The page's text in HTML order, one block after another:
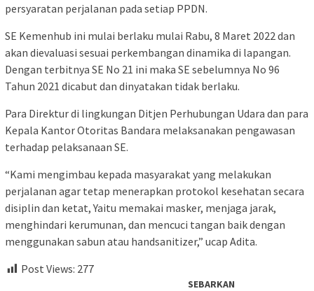
persyaratan perjalanan pada setiap PPDN.
SE Kemenhub ini mulai berlaku mulai Rabu, 8 Maret 2022 dan
akan dievaluasi sesuai perkembangan dinamika di lapangan.
Dengan terbitnya SE No 21 ini maka SE sebelumnya No 96
Tahun 2021 dicabut dan dinyatakan tidak berlaku.
Para Direktur di lingkungan Ditjen Perhubungan Udara dan para
Kepala Kantor Otoritas Bandara melaksanakan pengawasan
terhadap pelaksanaan SE.
“Kami mengimbau kepada masyarakat yang melakukan
perjalanan agar tetap menerapkan protokol kesehatan secara
disiplin dan ketat, Yaitu memakai masker, menjaga jarak,
menghindari kerumunan, dan mencuci tangan baik dengan
menggunakan sabun atau handsanitizer,” ucap Adita.
Post Views: 277
SEBARKAN